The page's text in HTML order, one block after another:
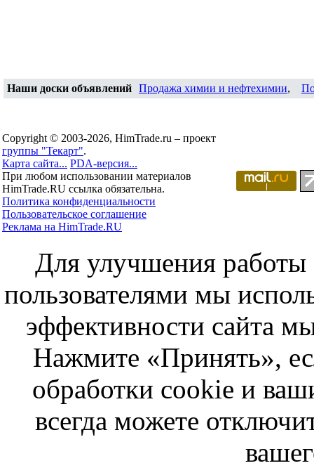
Наши доски объявлений Продажа химии и нефтехимии,
Copyright © 2003-2026, HimTrade.ru – проект
группы "Текарт".
Карта сайта... PDA-версия...
При любом использовании материалов
HimTrade.RU ссылка обязательна.
Политика конфиденциальности
Пользовательское соглашение
Реклама на HimTrade.RU
Для улучшения работы
пользователями мы
эффективности сайта
Нажмите «Принять»,
обработки cookie и
всегда можете